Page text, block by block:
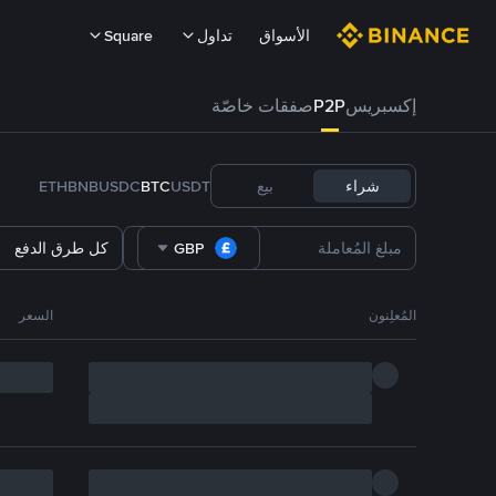
الأسواق تداول Square
إكسبريسP2Pصفقات خاصّة
شراء بيع USDT
BTC
USDC
BNB
ETH
GBP كل طرق الدفع
المُعلِنون السعر